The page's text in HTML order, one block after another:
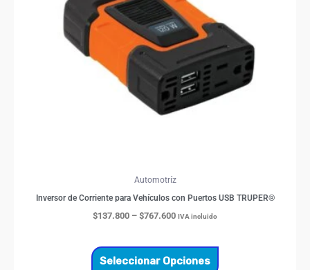
Automotríz
Inversor de Corriente para Vehículos con Puertos USB TRUPER®
$137.800 – $767.600 IVA incluido
Seleccionar Opciones
opciones
pueden
elegir
en